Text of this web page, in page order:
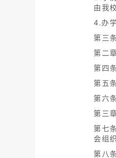
由我
4.办
第三
第二
第四
第五
第六
第三
第七
会组
第八